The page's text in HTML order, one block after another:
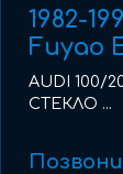
1982-
Fuyao
AUDI 100/
СТЕКЛО ...